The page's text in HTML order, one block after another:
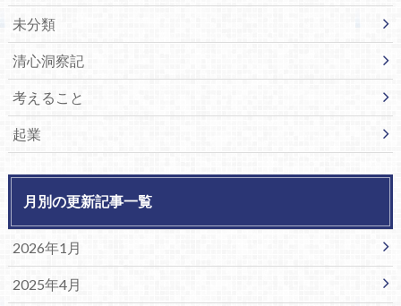
未分類
清心洞察記
考えること
起業
月別の更新記事一覧
2026年1月
2025年4月